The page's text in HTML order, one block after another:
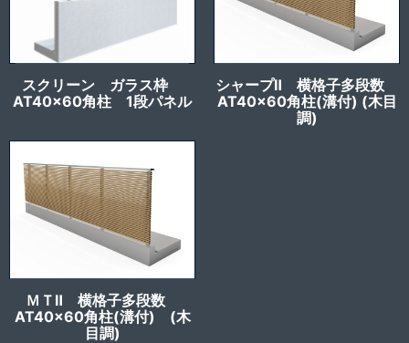
スクリーン ガラス枠
AT40x60角柱 1段パネル
シャープⅡ 横格子多段数
AT40x60角柱(溝付) (木目
調)
ＭＴⅡ 横格子多段数
AT40x60角柱(溝付) (木
目調)